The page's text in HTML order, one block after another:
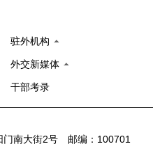
驻外机构
外交新媒体
干部考录
门南大街2号 邮编：100701